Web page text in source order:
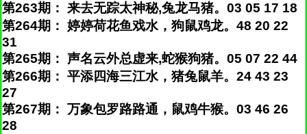
第263期： 来去无踪太神秘,兔龙马猪。03 05 17 18
第264期： 婷婷荷花鱼戏水，狗鼠鸡龙。48 20 22
31
第265期： 声名云外总虚来,蛇猴狗猪。05 07 22 44
第266期： 平添四海三江水，猪兔鼠羊。24 43 23
27
第267期： 万象包罗路路通，鼠鸡牛猴。03 46 26
28